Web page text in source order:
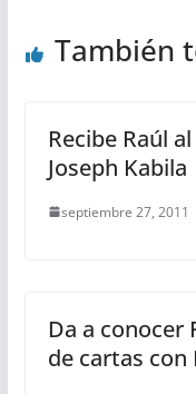
También
Recibe Raúl
Joseph Kabila
septiembre 27, 2011
Da a conocer
de cartas con